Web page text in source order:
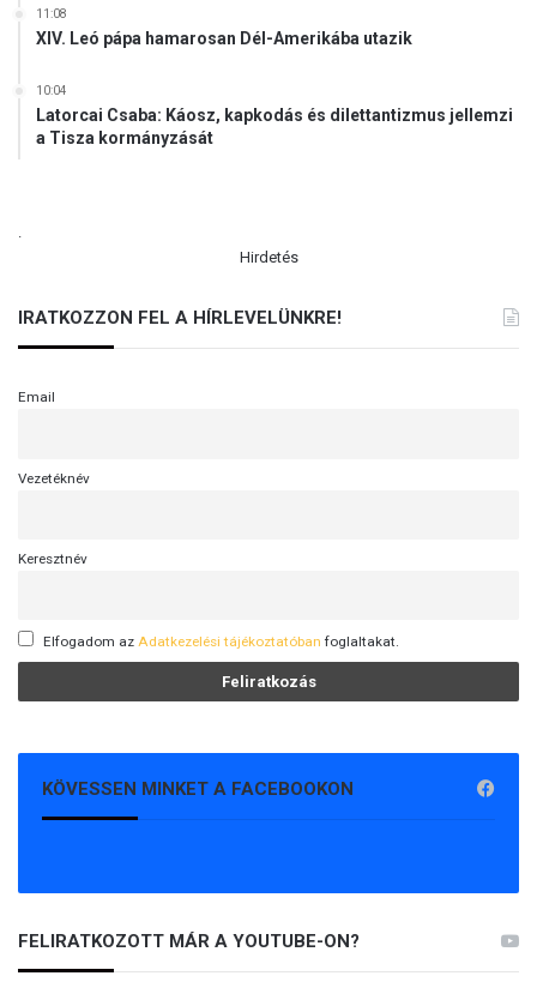
11:08
XIV. Leó pápa hamarosan Dél-Amerikába utazik
10:04
Latorcai Csaba: Káosz, kapkodás és dilettantizmus jellemzi
a Tisza kormányzását
.
Hirdetés
IRATKOZZON FEL A HÍRLEVELÜNKRE!
Email
Vezetéknév
Keresztnév
Elfogadom az Adatkezelési tájékoztatóban foglaltakat.
KÖVESSEN MINKET A FACEBOOKON
FELIRATKOZOTT MÁR A YOUTUBE-ON?